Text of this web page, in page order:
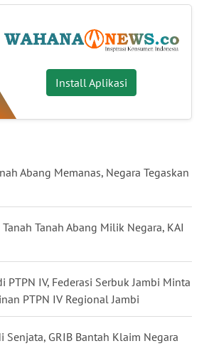
Install Aplikasi
Abang Memanas, Negara Tegaskan
Tanah Abang Milik Negara, KAI
PTPN IV, Federasi Serbuk Jambi Minta
PTPN IV Regional Jambi
Senjata, GRIB Bantah Klaim Negara